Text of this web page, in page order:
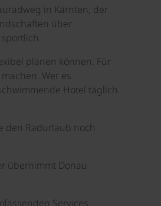
in Kärnten, der
über
planen können. Für
Wer es
Hotel täglich
den Radurlaub noch
übernimmt Donau
Services